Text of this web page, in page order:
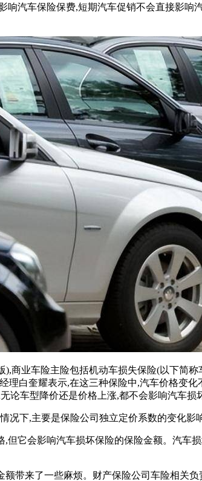
响汽车保险保费,短期汽车促销不会直接影
商业车险主险包括机动车损失保险(以下简
理白奎耀表示,在这三种保险中,汽车价格变
论车型降价还是价格上涨,都不会影响汽车损
下,主要是保险公司独立定价系数的变化影
它会影响汽车损坏保险的保险金额。汽车
带来了一些麻烦。财产保险公司车险相关